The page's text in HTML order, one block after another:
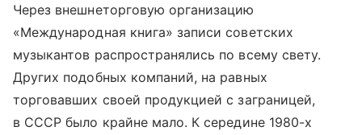
Через внешнеторговую организацию
«Международная книга» записи советских
музыкантов распространялись по всему свету.
Других подобных компаний, на равных
торговавших своей продукцией с заграницей,
в СССР было крайне мало. К середине 1980-х